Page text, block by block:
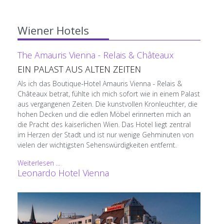
Wiener Hotels
The Amauris Vienna - Relais & Châteaux
EIN PALAST AUS ALTEN ZEITEN
Als ich das Boutique-Hotel Amauris Vienna - Relais &
Châteaux betrat, fühlte ich mich sofort wie in einem Palast
aus vergangenen Zeiten. Die kunstvollen Kronleuchter, die
hohen Decken und die edlen Möbel erinnerten mich an
die Pracht des kaiserlichen Wien. Das Hotel liegt zentral
im Herzen der Stadt und ist nur wenige Gehminuten von
vielen der wichtigsten Sehenswürdigkeiten entfernt.
Weiterlesen ...
Leonardo Hotel Vienna